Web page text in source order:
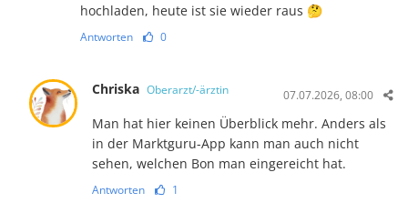
hochladen, heute ist sie wieder raus 🤔
Antworten 0
Chriska Oberarzt/-ärztin 07.07.2026, 08:00
Man hat hier keinen Überblick mehr. Anders als
in der Marktguru-App kann man auch nicht
sehen, welchen Bon man eingereicht hat.
Antworten 1